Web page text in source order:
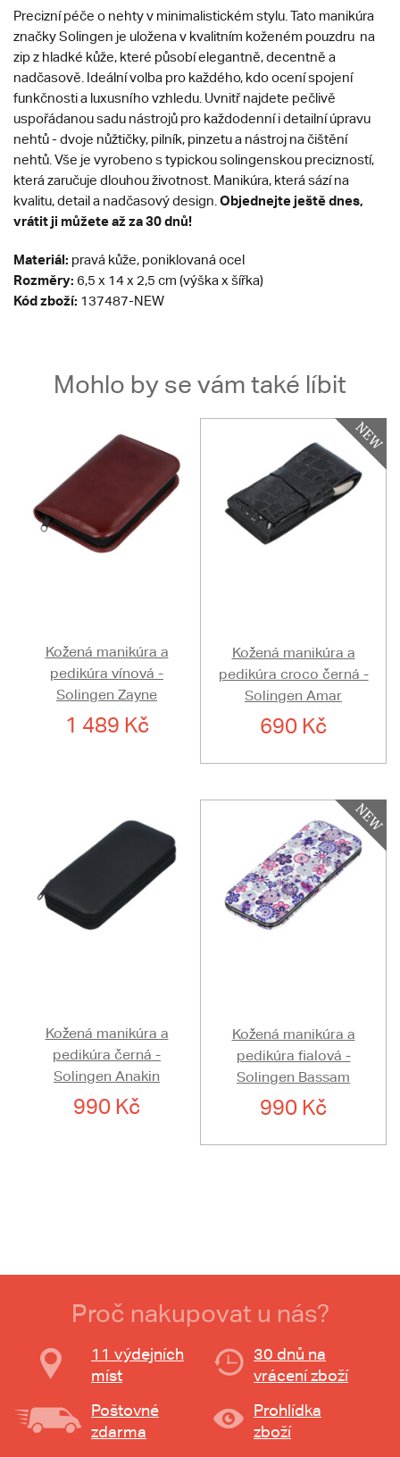
Precizní péče o nehty v minimalistickém stylu. Tato manikúra
značky Solingen je uložena v kvalitním koženém pouzdru na
zip z hladké kůže, které působí elegantně, decentně a
nadčasově. Ideální volba pro každého, kdo ocení spojení
funkčnosti a luxusního vzhledu. Uvnitř najdete pečlivě
uspořádanou sadu nástrojů pro každodenní i detailní úpravu
nehtů - dvoje nůžtičky, pilník, pinzetu a nástroj na čištění
nehtů. Vše je vyrobeno s typickou solingenskou precizností,
která zaručuje dlouhou životnost. Manikúra, která sází na
kvalitu, detail a nadčasový design. Objednejte ještě dnes,
vrátit ji můžete až za 30 dnů!
Materiál: pravá kůže, poniklovaná ocel
Rozměry: 6,5 x 14 x 2,5 cm (výška x šířka)
Kód zboží: 137487-NEW
Mohlo by se vám také líbit
Kožená manikúra a
pedikúra vínová -
Solingen Zayne
1 489 Kč
Kožená manikúra a
pedikúra croco černá -
Solingen Amar
690 Kč
Kožená manikúra a
pedikúra černá -
Solingen Anakin
990 Kč
Kožená manikúra a
pedikúra fialová -
Solingen Bassam
990 Kč
Proč nakupovat u nás?
11 výdejních
míst
30 dnů na
vrácení zboží
Poštovné
zdarma
Prohlídka
zboží